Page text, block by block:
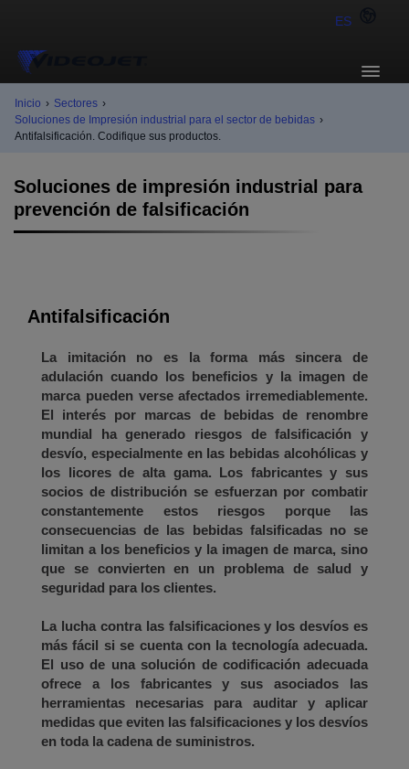
ES
Inicio › Sectores ›
Soluciones de Impresión industrial para el sector de bebidas ›
Antifalsificación. Codifique sus productos.
Soluciones de impresión industrial para
prevención de falsificación
Antifalsificación
La imitación no es la forma más sincera de
adulación cuando los beneficios y la imagen de
marca pueden verse afectados irremediablemente.
El interés por marcas de bebidas de renombre
mundial ha generado riesgos de falsificación y
desvío, especialmente en las bebidas alcohólicas y
los licores de alta gama. Los fabricantes y sus
socios de distribución se esfuerzan por combatir
constantemente estos riesgos porque las
consecuencias de las bebidas falsificadas no se
limitan a los beneficios y la imagen de marca, sino
que se convierten en un problema de salud y
seguridad para los clientes.
La lucha contra las falsificaciones y los desvíos es
más fácil si se cuenta con la tecnología adecuada.
El uso de una solución de codificación adecuada
ofrece a los fabricantes y sus asociados las
herramientas necesarias para auditar y aplicar
medidas que eviten las falsificaciones y los desvíos
en toda la cadena de suministros.